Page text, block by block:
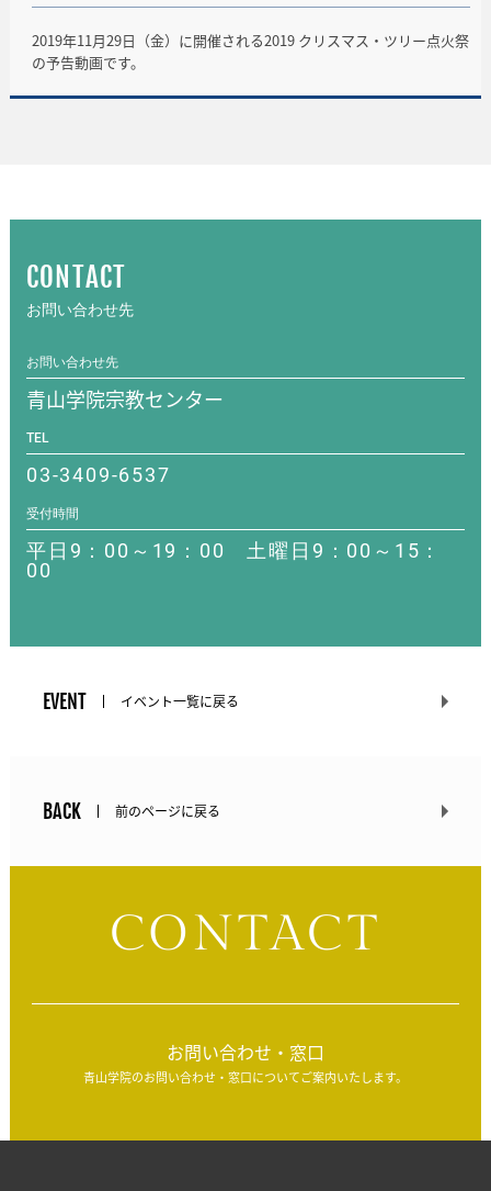
2019年11月29日（金）に開催される2019 クリスマス・ツリー点火祭
の予告動画です。
CONTACT
お問い合わせ先
お問い合わせ先
青山学院宗教センター
TEL
03-3409-6537
受付時間
平日9：00～19：00 土曜日9：00～15：
00
EVENT イベント一覧に戻る
BACK 前のページに戻る
CONTACT
お問い合わせ・窓口
青山学院のお問い合わせ・窓口についてご案内いたします。